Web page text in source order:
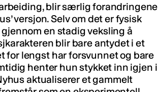
blir særlig forandringene
versjon. Selv om det er fysisk
en stadig veksling å
blir bare antydet i et
for lengst har forsvunnet og bare
henter hun stykket inn igjen i
aktualiserer et gammelt